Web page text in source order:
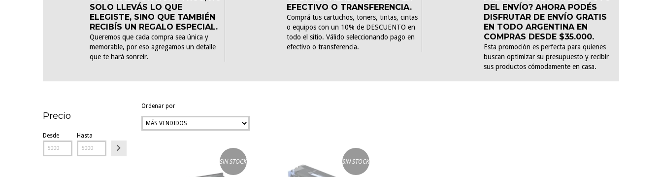
SOLO LLEVÁS LO QUE
ELEGISTE, SINO QUE TAMBIÉN
RECIBÍS UN REGALO ESPECIAL.
Queremos que cada compra sea única y
memorable, por eso agregamos un detalle
que te hará sonreír.
EFECTIVO O TRANSFERENCIA.
Comprá tus cartuchos, toners, tintas, cintas
o equipos con un 10% de DESCUENTO en
todo el sitio. Válido seleccionando pago en
efectivo o transferencia.
DEL ENVÍO? AHORA PODÉS
DISFRUTAR DE ENVÍO GRATIS
EN TODO ARGENTINA EN
COMPRAS DESDE $35.000.
Esta promoción es perfecta para quienes
buscan optimizar su presupuesto y recibir
sus productos cómodamente en casa.
Precio
Desde Hasta
Ordenar por
SIN STOCK SIN STOCK